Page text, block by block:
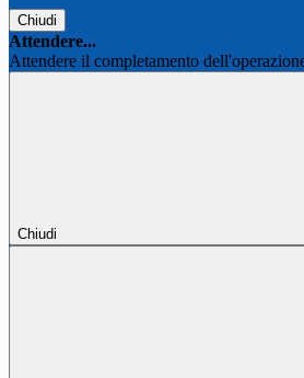
Chiudi
Attendere...
Attendere il completamento
Chiudi